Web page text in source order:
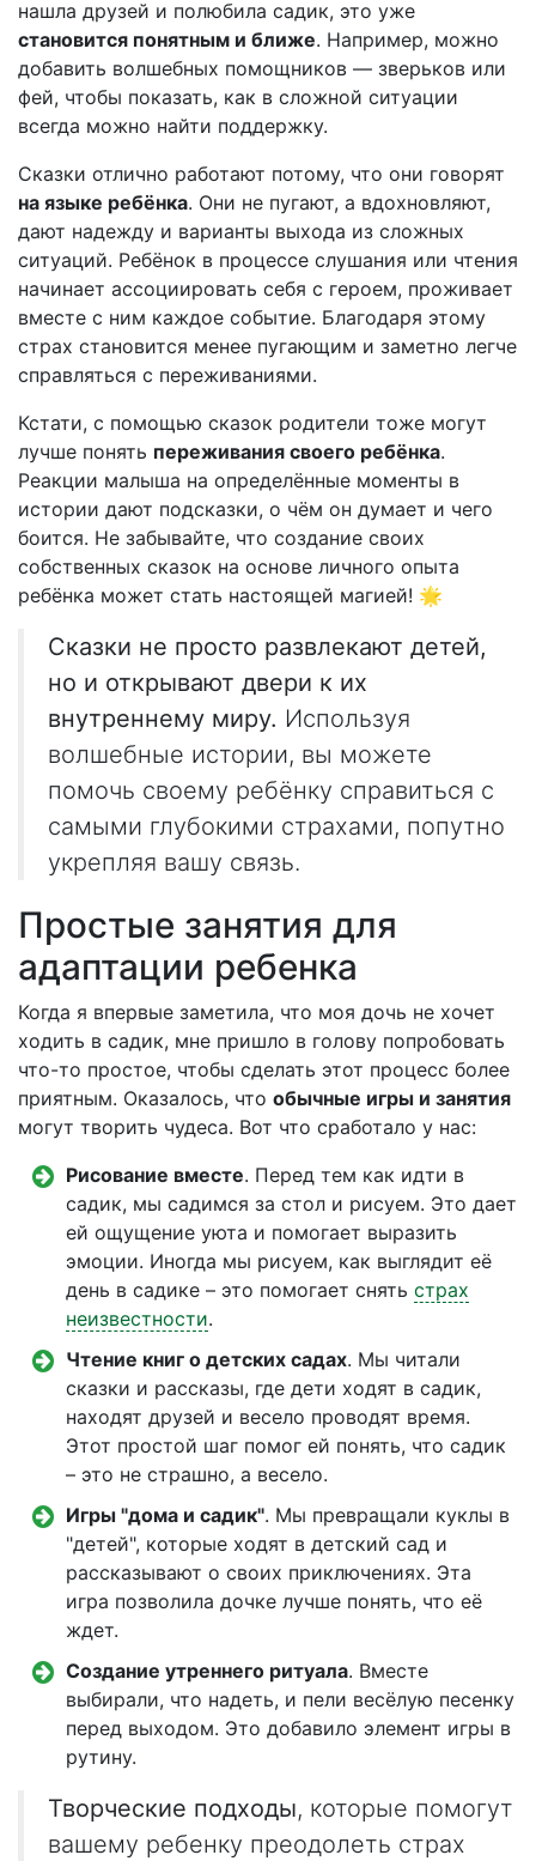
нашла друзей и полюбила садик, это уже
становится понятным и ближе. Например, можно
добавить волшебных помощников — зверьков или
фей, чтобы показать, как в сложной ситуации
всегда можно найти поддержку.
Сказки отлично работают потому, что они говорят
на языке ребёнка. Они не пугают, а вдохновляют,
дают надежду и варианты выхода из сложных
ситуаций. Ребёнок в процессе слушания или чтения
начинает ассоциировать себя с героем, проживает
вместе с ним каждое событие. Благодаря этому
страх становится менее пугающим и заметно легче
справляться с переживаниями.
Кстати, с помощью сказок родители тоже могут
лучше понять переживания своего ребёнка.
Реакции малыша на определённые моменты в
истории дают подсказки, о чём он думает и чего
боится. Не забывайте, что создание своих
собственных сказок на основе личного опыта
ребёнка может стать настоящей магией! 🌟
Сказки не просто развлекают детей,
но и открывают двери к их
внутреннему миру. Используя
волшебные истории, вы можете
помочь своему ребёнку справиться с
самыми глубокими страхами, попутно
укрепляя вашу связь.
Простые занятия для
адаптации ребенка
Когда я впервые заметила, что моя дочь не хочет
ходить в садик, мне пришло в голову попробовать
что-то простое, чтобы сделать этот процесс более
приятным. Оказалось, что обычные игры и занятия
могут творить чудеса. Вот что сработало у нас:
Рисование вместе. Перед тем как идти в
садик, мы садимся за стол и рисуем. Это дает
ей ощущение уюта и помогает выразить
эмоции. Иногда мы рисуем, как выглядит её
день в садике – это помогает снять страх
неизвестности.
Чтение книг о детских садах. Мы читали
сказки и рассказы, где дети ходят в садик,
находят друзей и весело проводят время.
Этот простой шаг помог ей понять, что садик
– это не страшно, а весело.
Игры "дома и садик". Мы превращали куклы в
"детей", которые ходят в детский сад и
рассказывают о своих приключениях. Эта
игра позволила дочке лучше понять, что её
ждет.
Создание утреннего ритуала. Вместе
выбирали, что надеть, и пели весёлую песенку
перед выходом. Это добавило элемент игры в
рутину.
Творческие подходы, которые помогут
вашему ребенку преодолеть страх